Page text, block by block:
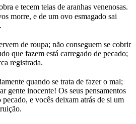
e tecem teias de aranhas venenosas.
morre, e de um ovo esmagado sai
de roupa; não conseguem se cobrir
que fazem está carregado de pecado;
registrada.
quando se trata de fazer o mal;
gente inocente! Os seus pensamentos
pecado, e vocês deixam atrás de si um